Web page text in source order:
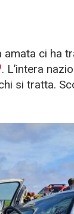
amata ci ha
. L’intera
si tratta.